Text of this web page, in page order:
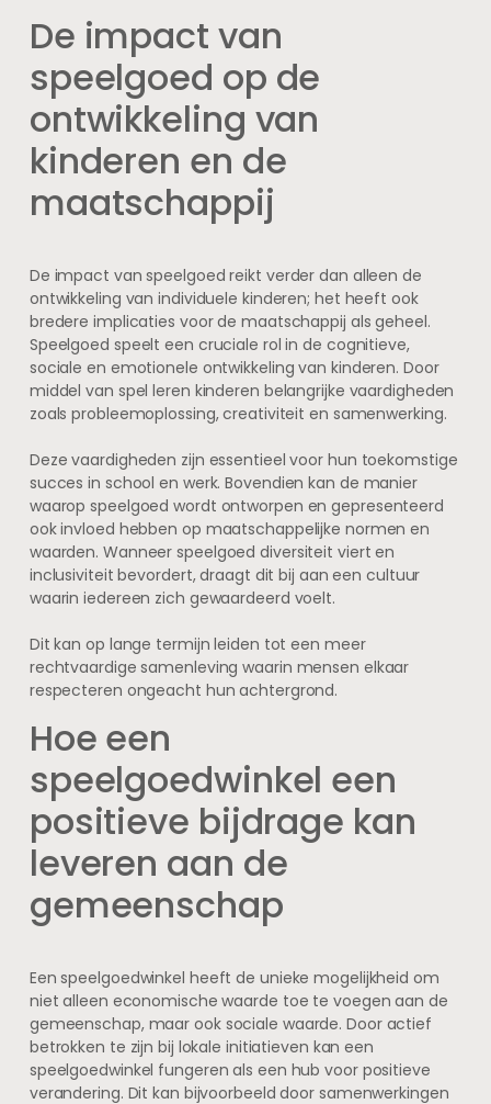
De impact van
speelgoed op de
ontwikkeling van
kinderen en de
maatschappij
De impact van speelgoed reikt verder dan alleen de
ontwikkeling van individuele kinderen; het heeft ook
bredere implicaties voor de maatschappij als geheel.
Speelgoed speelt een cruciale rol in de cognitieve,
sociale en emotionele ontwikkeling van kinderen. Door
middel van spel leren kinderen belangrijke vaardigheden
zoals probleemoplossing, creativiteit en samenwerking.
Deze vaardigheden zijn essentieel voor hun toekomstige
succes in school en werk. Bovendien kan de manier
waarop speelgoed wordt ontworpen en gepresenteerd
ook invloed hebben op maatschappelijke normen en
waarden. Wanneer speelgoed diversiteit viert en
inclusiviteit bevordert, draagt dit bij aan een cultuur
waarin iedereen zich gewaardeerd voelt.
Dit kan op lange termijn leiden tot een meer
rechtvaardige samenleving waarin mensen elkaar
respecteren ongeacht hun achtergrond.
Hoe een
speelgoedwinkel een
positieve bijdrage kan
leveren aan de
gemeenschap
Een speelgoedwinkel heeft de unieke mogelijkheid om
niet alleen economische waarde toe te voegen aan de
gemeenschap, maar ook sociale waarde. Door actief
betrokken te zijn bij lokale initiatieven kan een
speelgoedwinkel fungeren als een hub voor positieve
verandering. Dit kan bijvoorbeeld door samenwerkingen